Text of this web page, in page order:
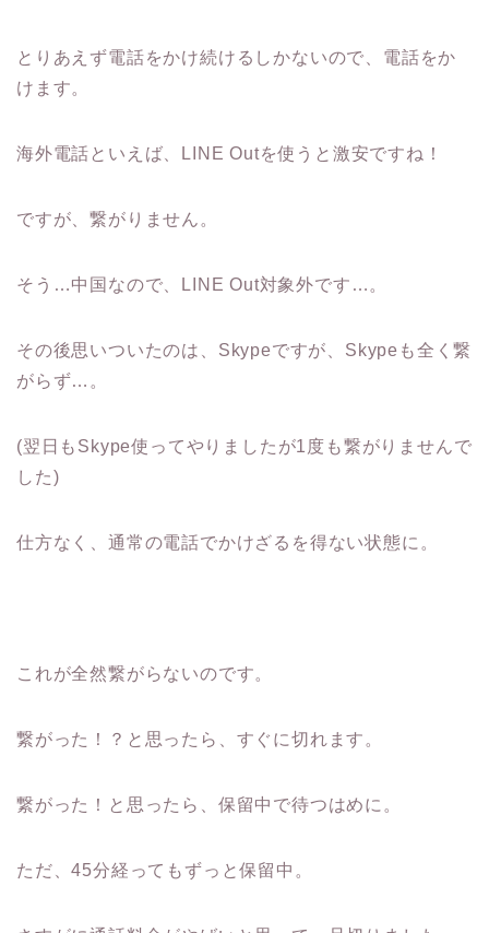
とりあえず電話をかけ続けるしかないので、電話をか
けます。
海外電話といえば、LINE Outを使うと激安ですね！
ですが、繋がりません。
そう…中国なので、LINE Out対象外です…。
その後思いついたのは、Skypeですが、Skypeも全く繋
がらず…。
(翌日もSkype使ってやりましたが1度も繋がりませんで
した)
仕方なく、通常の電話でかけざるを得ない状態に。
これが全然繋がらないのです。
繋がった！？と思ったら、すぐに切れます。
繋がった！と思ったら、保留中で待つはめに。
ただ、45分経ってもずっと保留中。